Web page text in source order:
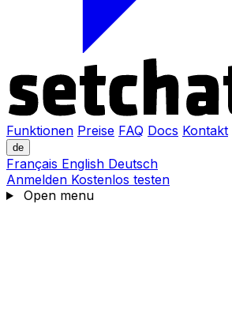
Funktionen Preise FAQ Docs Kontakt
de
Français English Deutsch
Anmelden Kostenlos testen
Open menu